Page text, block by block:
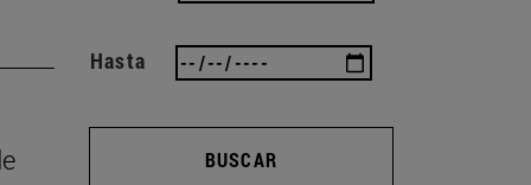
Hasta
BUSCAR